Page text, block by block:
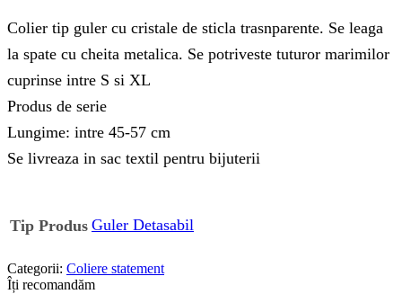
Colier tip guler cu cristale de sticla trasnparente. Se leaga
la spate cu cheita metalica. Se potriveste tuturor marimilor
cuprinse intre S si XL
Produs de serie
Lungime: intre 45-57 cm
Se livreaza in sac textil pentru bijuterii
Tip Produs Guler Detasabil
Categorii: Coliere statement
Îți recomandăm